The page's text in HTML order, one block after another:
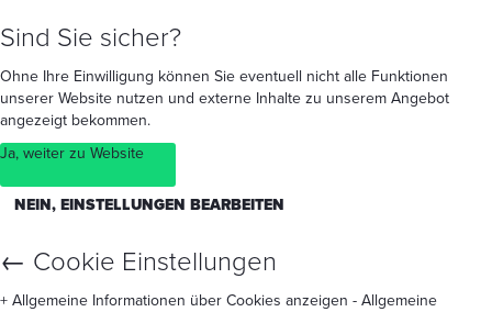
Sind Sie sicher?
Ohne Ihre Einwilligung können Sie eventuell nicht alle Funktionen
unserer Website nutzen und externe Inhalte zu unserem Angebot
angezeigt bekommen.
Ja, weiter zu Website
NEIN, EINSTELLUNGEN BEARBEITEN
← Cookie Einstellungen
+ Allgemeine Informationen über Cookies anzeigen - Allgemeine